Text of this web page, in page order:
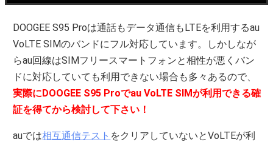
DOOGEE S95 Proは通話もデータ通信もLTEを利用するau
VoLTE SIMのバンドにフル対応しています。しかしなが
らau回線はSIMフリースマートフォンと相性が悪くバン
ドに対応していても利用できない場合も多々あるので、
実際にDOOGEE S95 Proでau VoLTE SIMが利用できる確
証を得てから検討して下さい！
auでは相互通信テスト をクリアしていないとVoLTEが利